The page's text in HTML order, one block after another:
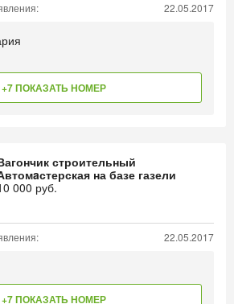
22.05.2017
+7 ПОКАЗАТЬ НОМЕР
строительный
на базе газели
000 руб.
22.05.2017
+7 ПОКАЗАТЬ НОМЕР